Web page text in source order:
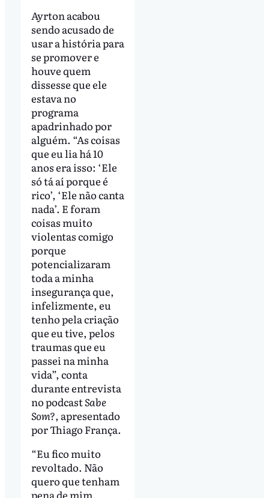
Ayrton acabou
sendo acusado de
usar a história para
se promover e
houve quem
dissesse que ele
estava no
programa
apadrinhado por
alguém. “As coisas
que eu lia há 10
anos era isso: ‘Ele
só tá aí porque é
rico’, ‘Ele não canta
nada’. E foram
coisas muito
violentas comigo
porque
potencializaram
toda a minha
insegurança que,
infelizmente, eu
tenho pela criação
que eu tive, pelos
traumas que eu
passei na minha
vida”, conta
durante entrevista
no podcastSabe
Som?, apresentado
por Thiago França.
“Eu fico muito
revoltado. Não
quero que tenham
pena de mim,